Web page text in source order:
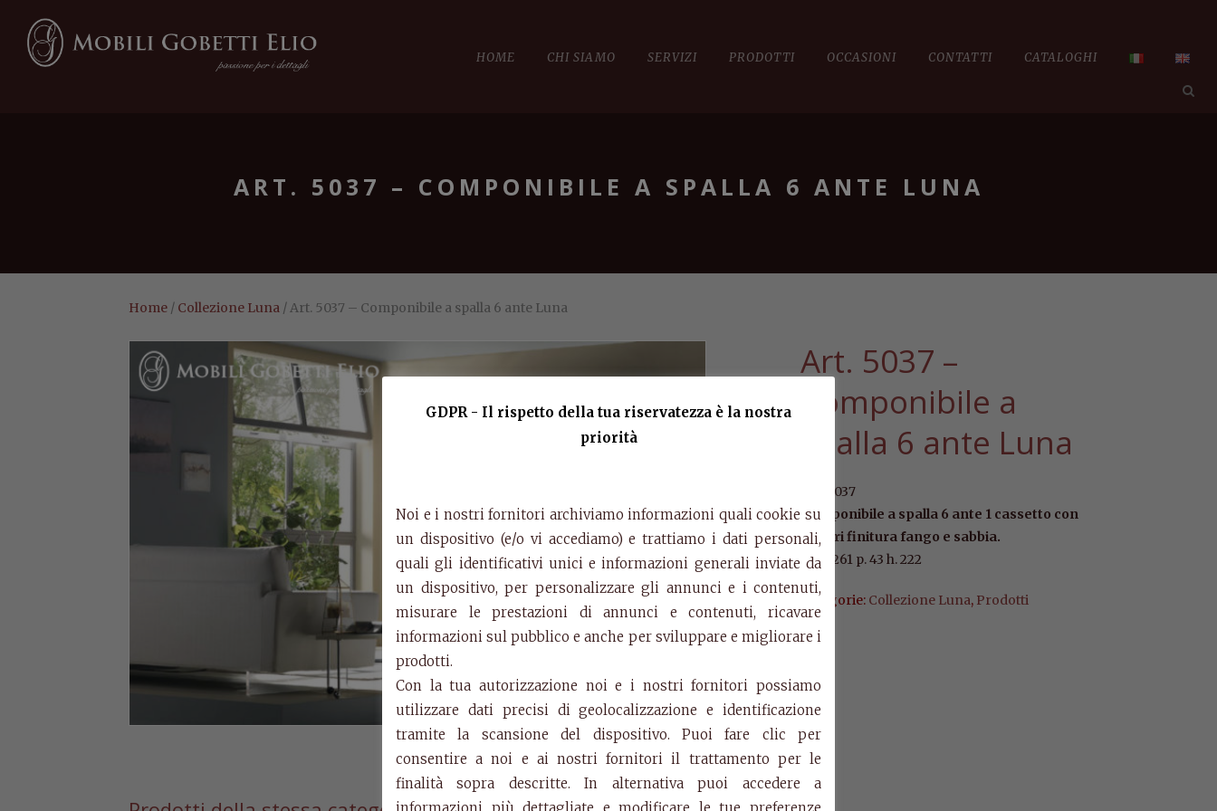
HOME CHI SIAMO SERVIZI PRODOTTI OCCASIONI CONTATTI CATALOGHI
ART. 5037 – COMPONIBILE A SPALLA 6 ANTE LUNA
Home / Collezione Luna / Art. 5037 – Componibile a spalla 6 ante Luna
Art. 5037 –
Componibile a
spalla 6 ante Luna
Art. 5037
Componibile a spalla 6 ante 1 cassetto con
trafori finitura fango e sabbia.
cm. l.261 p. 43 h. 222
Categorie: Collezione Luna, Prodotti
GDPR - Il rispetto della tua riservatezza è la nostra
priorità
Noi e i nostri fornitori archiviamo informazioni quali cookie su
un dispositivo (e/o vi accediamo) e trattiamo i dati personali,
quali gli identificativi unici e informazioni generali inviate da
un dispositivo, per personalizzare gli annunci e i contenuti,
misurare le prestazioni di annunci e contenuti, ricavare
informazioni sul pubblico e anche per sviluppare e migliorare i
prodotti.
Con la tua autorizzazione noi e i nostri fornitori possiamo
utilizzare dati precisi di geolocalizzazione e identificazione
tramite la scansione del dispositivo. Puoi fare clic per
consentire a noi e ai nostri fornitori il trattamento per le
finalità sopra descritte. In alternativa puoi accedere a
informazioni più dettagliate e modificare le tue preferenze